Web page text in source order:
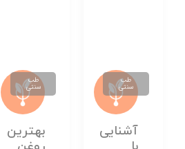
طب
سنتی
آشنایی
طب
سنتی
بهترین